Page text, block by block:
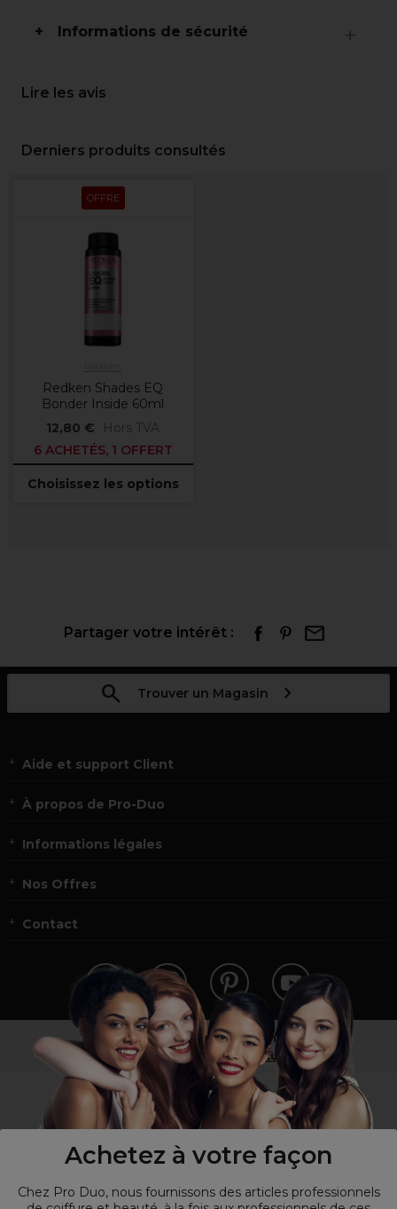
Achetez à votre façon
Chez Pro Duo, nous fournissons des articles professionnels
Informations de sécurité
Lire les avis
Derniers produits consultés
OFFRE
Redken Shades EQ
Bonder Inside 60ml
12,80 €
Hors TVA
6 ACHETÉS, 1 OFFERT
Choisissez les options
Partager votre intérêt :
Trouver un Magasin
Aide et support Client
À propos de Pro-Duo
Informations légales
Nos Offres
Contact
Vous n’êtes pas un professionnel ?
Visitez notre site pour les particuliers!